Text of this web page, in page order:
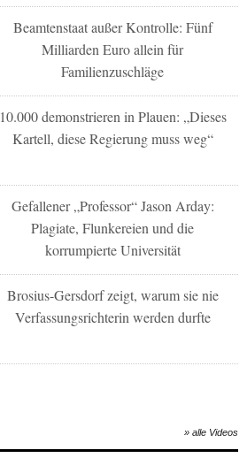
Beamtenstaat außer Kontrolle: Fünf
Milliarden Euro allein für
Familienzuschläge
10.000 demonstrieren in Plauen: „Dieses
Kartell, diese Regierung muss weg“
Gefallener „Professor“ Jason Arday:
Plagiate, Flunkereien und die
korrumpierte Universität
Brosius-Gersdorf zeigt, warum sie nie
Verfassungsrichterin werden durfte
» alle Videos